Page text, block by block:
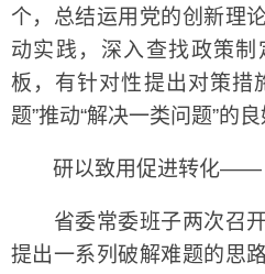
个，总结运用党的创新理
动实践，深入查找政策
板，有针对性提出对策措
题”推动“解决一类问题”的良
研以致用促进转化——
省委常委班子两次召开
提出一系列破解难题的思